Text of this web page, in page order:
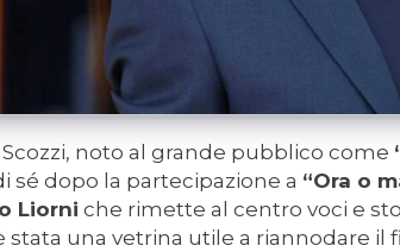
noto al grande pubblico come
sé dopo la partecipazione a “Ora o
Liorni che rimette al centro voci e
stata una vetrina utile a riannodare